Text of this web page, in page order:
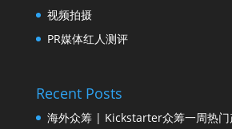
视频拍摄
PR媒体红人测评
Recent Posts
海外众筹 | Kickstarter众筹一周热门